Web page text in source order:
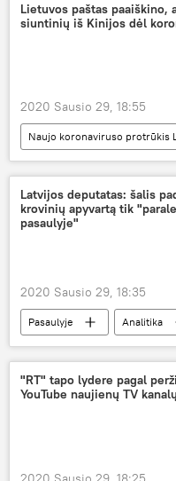
Lietuvos paštas paaiškino,
siuntinių iš Kinijos dėl
2020 Sausio 29, 18:55
Naujo koronaviruso protrūkis
Visuomenė
Lietuvos
Lietuva
Latvijos deputatas: šalis
krovinių apyvartą tik
pasaulyje"
2020 Sausio 29, 18:35
Pasaulyje Analitika
krovinių apyvarta
"RT" tapo lydere pagal
YouTube naujienų TV kanalų